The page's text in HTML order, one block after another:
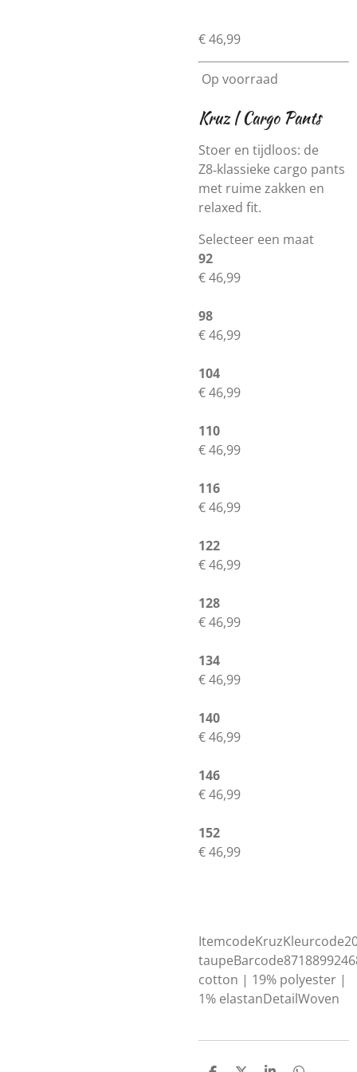
€ 46,99
Op voorraad
Kruz | Cargo Pants
Stoer en tijdloos: de
Z8‑klassieke cargo pants
met ruime zakken en
relaxed fit.
Selecteer een maat
92
€ 46,99
98
€ 46,99
104
€ 46,99
110
€ 46,99
116
€ 46,99
122
€ 46,99
128
€ 46,99
134
€ 46,99
140
€ 46,99
146
€ 46,99
152
€ 46,99
cotton | 19% polyester |
1% elastanDetailWoven